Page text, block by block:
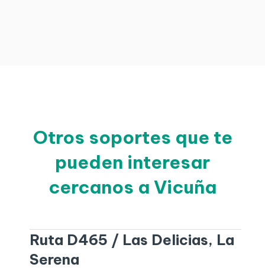
Otros soportes que te
pueden interesar
cercanos a Vicuña
Ruta D465 / Las Delicias, La
Serena